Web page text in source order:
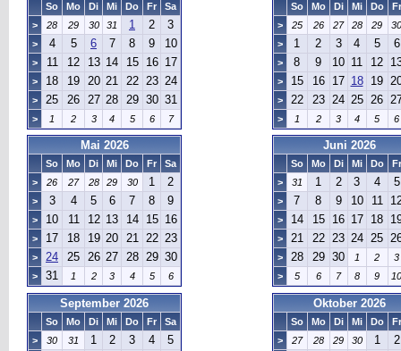
So Mo Di Mi Do Fr
Sa
>
28 29 30 31 1 2 3
> 4 5 6 7 8 9 10
> 11 12 13 14 15 16 17
> 18 19 20 21 22 23 24
> 25 26 27 28 29 30 31
> 1 2 3 4 5 6 7
So Mo Di Mi Do
Fr
>
25 26 27 28 29
30
>
1 2 3 4 5 6
> 8 9 10 11 12
> 15 16 17 18 19
> 22 23 24 25 26
> 1 2 3 4 5 6
Mai 2026
So Mo Di Mi Do Fr
Sa
>
26 27 28 29 30 1 2
> 3 4 5 6 7 8 9
> 10 11 12 13 14 15 16
> 17 18 19 20 21 22 23
> 24 25 26 27 28 29 30
> 31 1 2 3 4 5 6
Juni 2026
So Mo Di Mi Do
Fr
>
31 1 2 3 4 5
> 7 8 9 10 11
> 14 15 16 17 18
> 21 22 23 24 25
> 28 29 30 1 2
3
>
5 6 7 8 9 10
September 2026
So Mo Di Mi Do Fr
Sa
>
30 31 1 2 3 4 5
Oktober 2026
So Mo Di Mi Do
Fr
>
27 28 29 30 1 2